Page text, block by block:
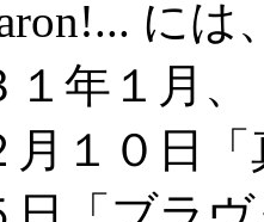
に
１年１月
月１０日